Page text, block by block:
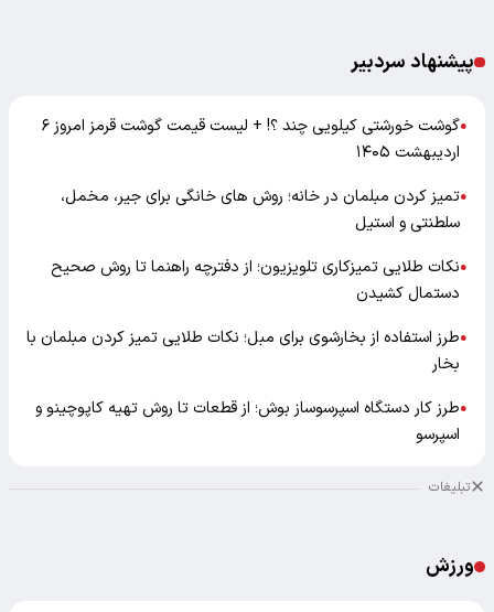
پیشنهاد سردبیر
●
گوشت خورشتی کیلویی چند ؟! + لیست قیمت گوشت قرمز امروز ۶
اردیبهشت ۱۴۰۵
●تمیز کردن مبلمان در خانه؛ روش های خانگی برای جیر، مخمل،
سلطنتی و استیل
●نکات طلایی تمیزکاری تلویزیون؛ از دفترچه راهنما تا روش صحیح
دستمال کشیدن
●طرز استفاده از بخارشوی برای مبل؛ نکات طلایی تمیز کردن مبلمان با
بخار
●طرز کار دستگاه اسپرسوساز بوش؛ از قطعات تا روش تهیه کاپوچینو و
اسپرسو
تبلیغات
ورزش